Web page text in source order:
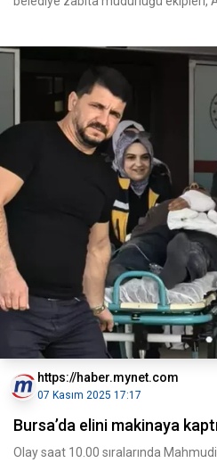
https://haber.mynet.com
07 Kasım 2025 17:17
Bursa’da elini makinaya
Olay saat 10.00 sıralarında